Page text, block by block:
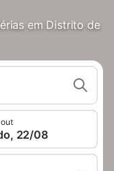
em Distrito de
22/08